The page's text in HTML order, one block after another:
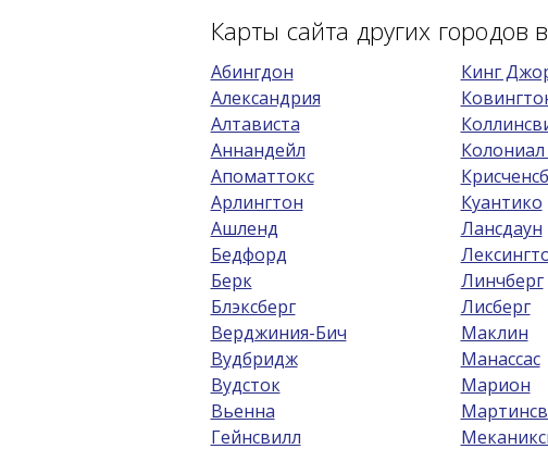
Карты сайта других
Абингдон
Александрия
Алтависта
Аннандейл
Апоматтокс
Арлингтон
Ашленд
Бедфорд
Берк
Блэксберг
Верджиния-Бич
Вудбридж
Вудсток
Вьенна
Гейнсвилл
Кинг
Колониал
Куантико
Лансдаун
Линчберг
Лисберг
Маклин
Манассас
Марион